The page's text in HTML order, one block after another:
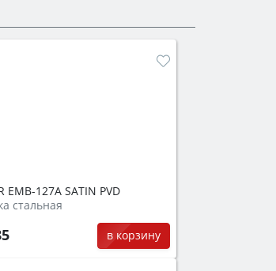
EMB-127A SATIN PVD
стальная
в корзину